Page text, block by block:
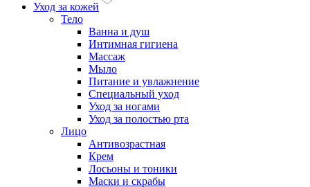
Уход за кожей
Тело
Ванна и душ
Интимная гигиена
Массаж
Мыло
Питание и увлажнение
Специальный уход
Уход за ногами
Уход за полостью рта
Лицо
Антивозрастная
Крем
Лосьоны и тоники
Маски и скрабы